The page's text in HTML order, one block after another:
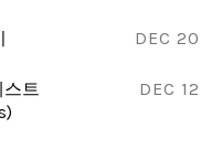
DEC 20
DEC 12
트